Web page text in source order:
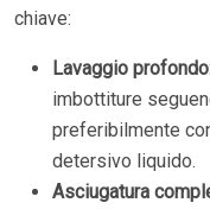
chiave:
Lavaggio
imbottiture
preferibilmente
detersivo liquido.
Asciugatura